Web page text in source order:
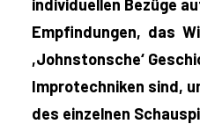
individuellen Bezüge
Empfindungen, das
,Johnstonsche‘
Improtechniken sind,
des einzelnen